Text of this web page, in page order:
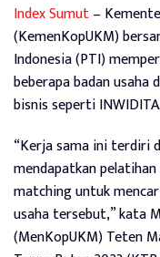
Index Sumut–
(KemenKopUKM)
Indonesia (PTI)
beberapa badan
bisnis seperti INWIDITA.
“Kerja sama ini terdiri
mendapatkan
matching untuk
usaha tersebut,” kata
(MenKopUKM) Teten